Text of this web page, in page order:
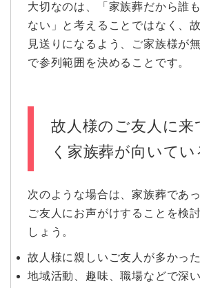
大切なのは、「家族葬だから誰
ない」と考えることではなく、
見送りになるよう、ご家族様が
で参列範囲を決めることです。
故人様のご友人に来
く家族葬が向いてい
次のような場合は、家族葬であ
ご友人にお声がけすることを検
しょう。
故人様に親しいご友人が多かった
地域活動、趣味、職場などで深